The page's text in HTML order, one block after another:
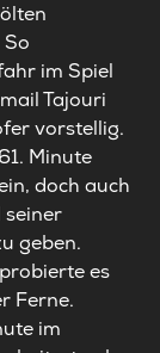
im Spiel
Tajouri
vorstellig.
Minute
doch auch
seiner
geben.
es
Ferne.
im